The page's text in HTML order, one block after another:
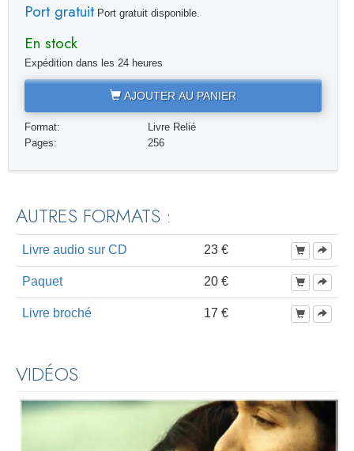
Port gratuitPort gratuit disponible.
En stock
Expédition dans les 24 heures
AJOUTER AU PANIER
Format:
Livre Relié
Pages:
256
AUTRES FORMATS :
Livre audio sur CD 23 €
Paquet 20 €
Livre broché 17 €
VIDÉOS